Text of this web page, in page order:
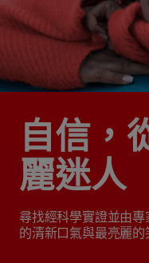
自信，
麗迷人
尋找經科學實證並由
的清新口氣與最亮麗的